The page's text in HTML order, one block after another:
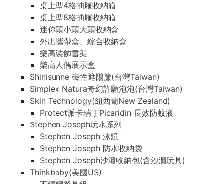
桌上型4格抽屜收納箱
桌上型8格抽屜收納箱
迷你頭小頭大頭收納盒
外出攜帶盒、綜合收納盒
樂高裝飾書架
樂高人偶展示盒
Shinisunne 磁性遮陽簾(台灣Taiwan)
Simplex Natura奇幻許願泡泡(台灣Taiwan)
Skin Technology(紐西蘭New Zealand)
Protect派卡瑞丁Picaridin 長效防蚊液
Stephen Joseph玩水系列
Stephen Joseph 泳鏡
Stephen Joseph 防水收納袋
Stephen Joseph沙灘收納包(含沙灘玩具)
Thinkbaby(美國US)